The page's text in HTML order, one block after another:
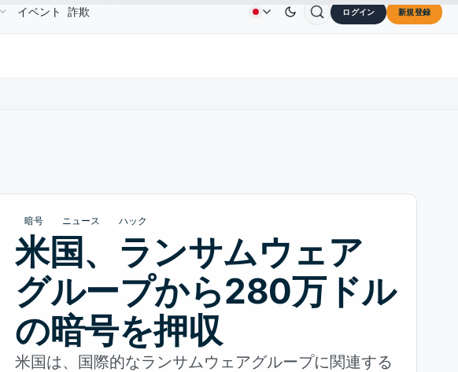
$1.09↑2.30% Solana $0.3264 ↓0.30% DogecoinDOGE $0.0707↑2.40%
お問い合わせ 会社概要
イベント 詐欺 ログイン 新規登録
暗号 ニュース ハック
米国、ランサムウェア
グループから280万ドル
の暗号を押収
米国は、国際的なランサムウェアグループに関連する